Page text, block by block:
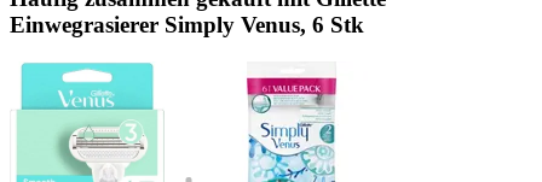
Einwegrasierer Simply Venus, 6 Stk